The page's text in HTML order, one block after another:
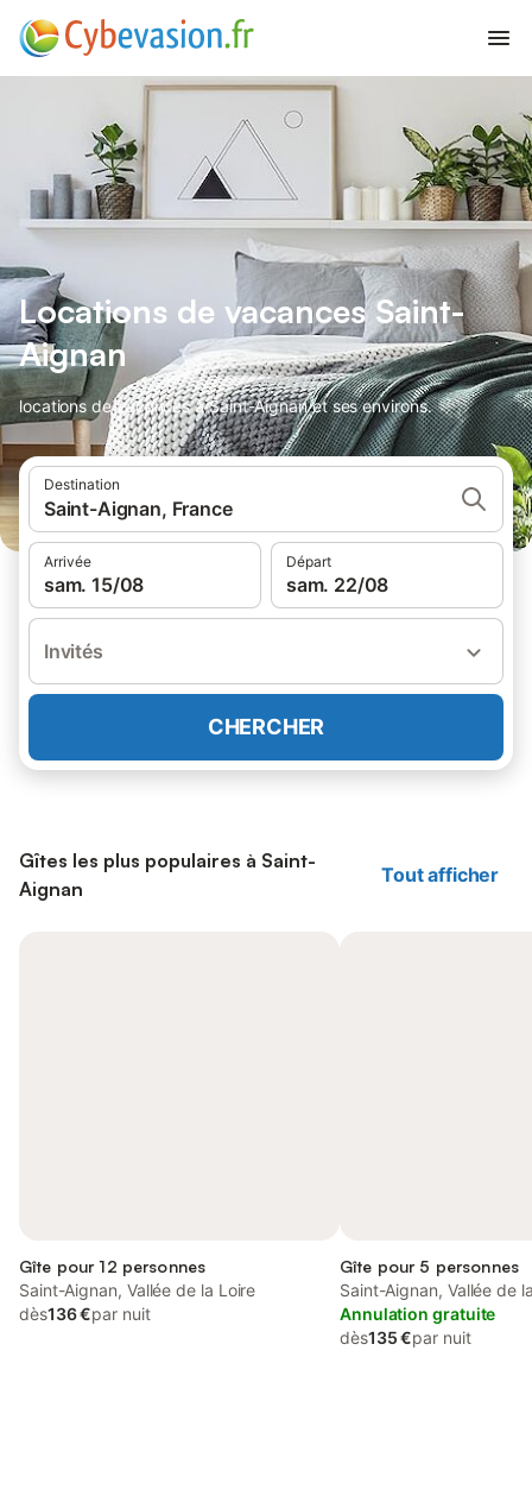
Locations de vacances Saint-
Aignan
locations de vacances à Saint-Aignan et ses environs.
Destination
Saint-Aignan, France
Arrivée
sam. 15/08
Départ
sam. 22/08
Invités
CHERCHER
Gîtes les plus populaires à Saint-
Aignan
Tout afficher
Gîte pour 12 personnes
Saint-Aignan, Vallée de la Loire
dès136 €par nuit
Gîte pour 5 personnes
Saint-Aignan, Vallée de
Annulation gratuite
dès135 €par nuit